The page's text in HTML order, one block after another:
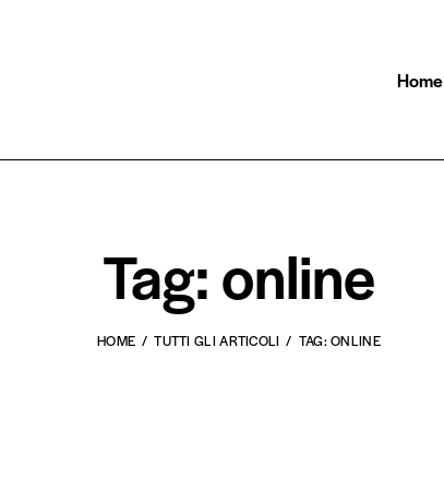
Home
Tag: online
HOME TUTTI GLI ARTICOLI TAG: ONLINE